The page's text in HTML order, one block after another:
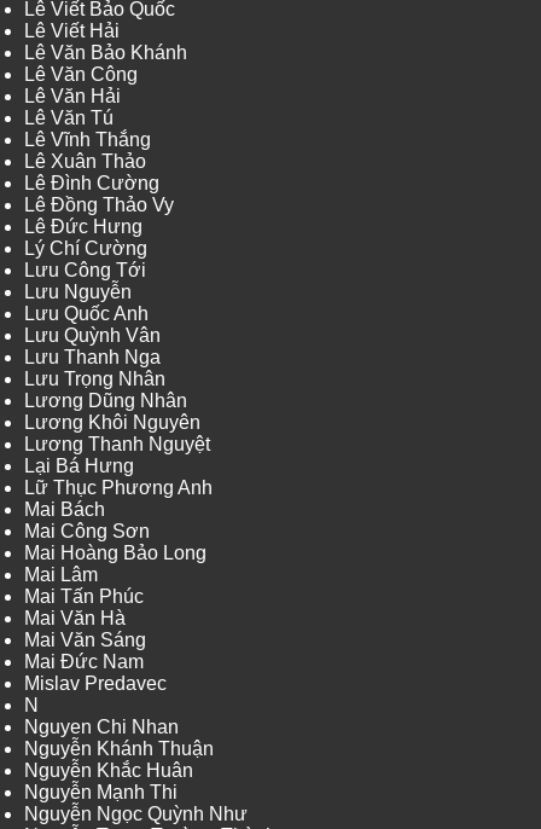
Lê Viết Bảo Quốc
Lê Viết Hải
Lê Văn Bảo Khánh
Lê Văn Công
Lê Văn Hải
Lê Văn Tú
Lê Vĩnh Thắng
Lê Xuân Thảo
Lê Đình Cường
Lê Đồng Thảo Vy
Lê Đức Hưng
Lý Chí Cường
Lưu Công Tới
Lưu Nguyễn
Lưu Quốc Anh
Lưu Quỳnh Vân
Lưu Thanh Nga
Lưu Trọng Nhân
Lương Dũng Nhân
Lương Khôi Nguyên
Lương Thanh Nguyệt
Lại Bá Hưng
Lữ Thục Phương Anh
Mai Bách
Mai Công Sơn
Mai Hoàng Bảo Long
Mai Lâm
Mai Tấn Phúc
Mai Văn Hà
Mai Văn Sáng
Mai Đức Nam
Mislav Predavec
N
Nguyen Chi Nhan
Nguyễn Khánh Thuận
Nguyễn Khắc Huân
Nguyễn Mạnh Thi
Nguyễn Ngọc Quỳnh Như